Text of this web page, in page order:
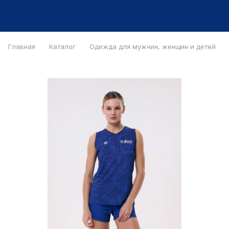
Главная Каталог Одежда для мужчин, женщин и детей